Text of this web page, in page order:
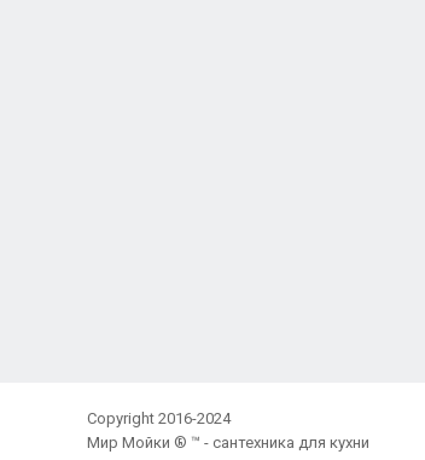
Copyright 2016-2024
Мир Мойки ® ™ - сантехника для кухни